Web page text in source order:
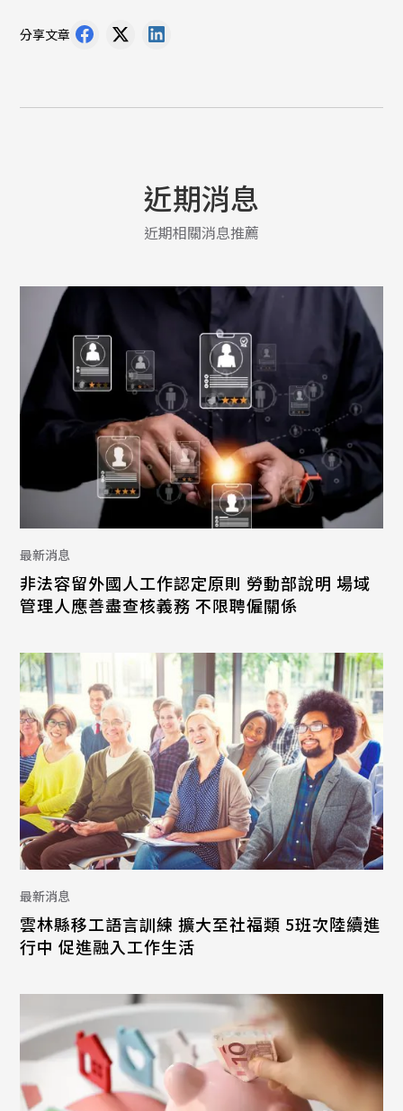
分享文章
近期消息
近期相關消息推薦
最新消息
非法容留外國人工作認定原則 勞動部說明 場域
管理人應善盡查核義務 不限聘僱關係
最新消息
雲林縣移工語言訓練 擴大至社福類 5班次陸續進
行中 促進融入工作生活